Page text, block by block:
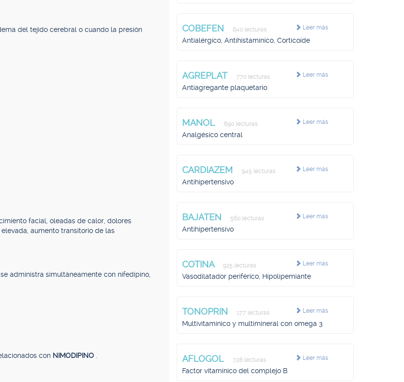
del tejido cerebral o cuando la presión
facial, oleadas de calor, dolores
aumento transitorio de las
administra simultáneamente con nifedipino,
con NIMODIPINO
Leer más
COBEFEN 640 lecturas
Antialérgico, Antihistamínico, Corticoide
Leer más
AGREPLAT 770 lecturas
Antiagregante plaquetario
Leer más
MANOL 690 lecturas
Analgésico central
Leer más
CARDIAZEM 945 lecturas
Antihipertensivo
Leer más
BAJATEN 560 lecturas
Antihipertensivo
Leer más
COTINA 925 lecturas
Vasodilatador periférico, Hipolipemiante
Leer más
TONOPRIN 177 lecturas
Multivitamínico y multimineral con omega 3
Leer más
AFLOGOL 728 lecturas
Factor vitamínico del complejo B